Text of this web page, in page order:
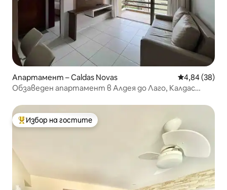
Апартамент – Caldas Novas Средна
4,84 (38)
Обзаведен апартамент в Алдея до Лаго, Калдас
Най-популярен избор на гостите
Избор на гостите